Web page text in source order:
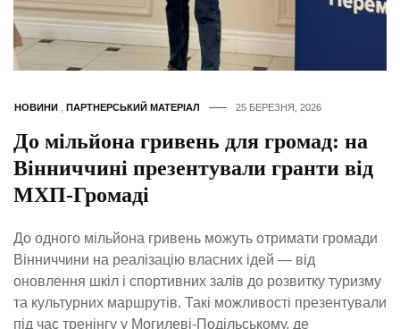
НОВИНИ ПАРТНЕРСЬКИЙ МАТЕРІАЛ 25 БЕРЕЗНЯ, 2026
До мільйона гривень для громад: на
Вінниччині презентували гранти від
МХП-Громаді
До одного мільйона гривень можуть отримати громади
Вінниччини на реалізацію власних ідей — від
оновлення шкіл і спортивних залів до розвитку туризму
та культурних маршрутів. Такі можливості презентували
під час тренінгу у Могилеві-Подільському, де